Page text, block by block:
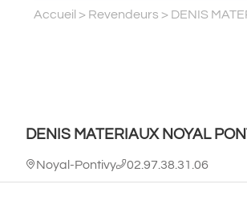
Accueil > Revendeurs > DENIS
DENIS MATERIAUX NOYAL
Noyal-Pontivy 02.97.38.31.06